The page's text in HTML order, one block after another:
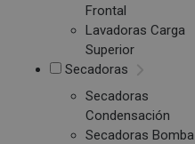
Frontal
Lavadoras Carga
Superior
Secadoras
Secadoras
Condensación
Secadoras Bomba